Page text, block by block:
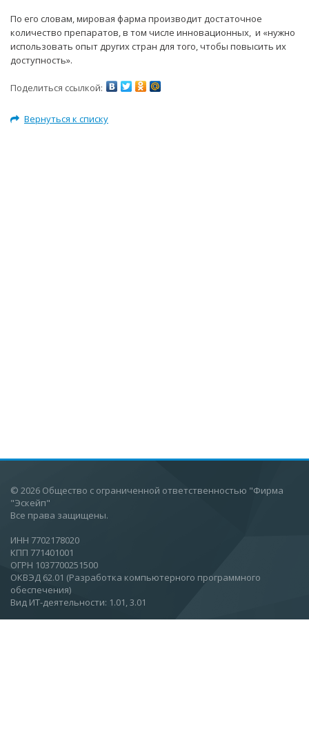
По его словам, мировая фарма производит достаточное
количество препаратов, в том числе инновационных, и «нужно
использовать опыт других стран для того, чтобы повысить их
доступность».
Поделиться ссылкой:
Вернуться к списку
© 2026 Общество с ограниченной ответственностью "Фирма
"Эскейп"
Все права защищены.
ИНН 7702178020
КПП 771401001
ОГРН 1037700251500
ОКВЭД 62.01 (Разработка компьютерного программного
обеспечения)
Вид ИТ-деятельности: 1.01, 3.01